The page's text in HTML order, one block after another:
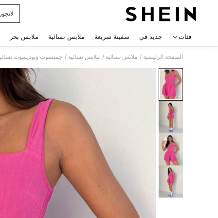
فئات جديد في سفينة سريعة ملابس نسائية ملابس بحر
الصفحة الرئيسية / ملابس نسائية / ملابس نسائية / جمبسوت وبوديسوت